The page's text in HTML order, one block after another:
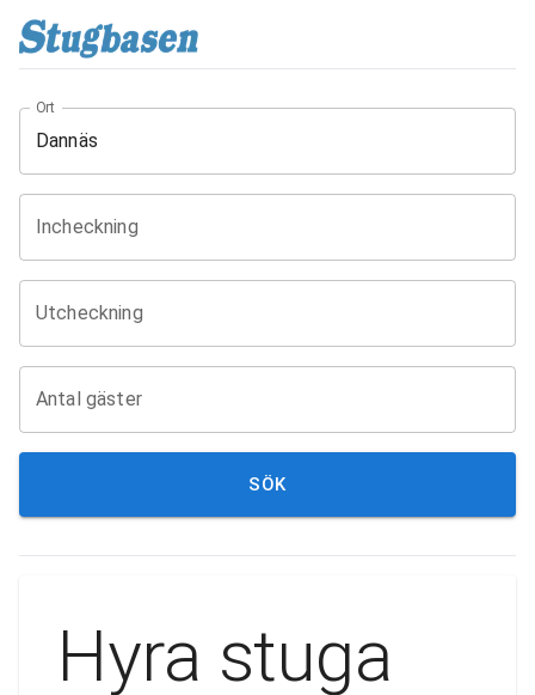
Ort
Incheckning
Utcheckning
Antal gäster
SÖK
Hyra stuga